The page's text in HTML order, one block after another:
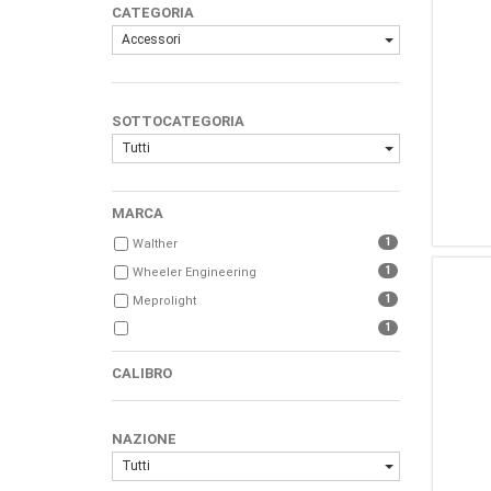
CATEGORIA
Accessori
SOTTOCATEGORIA
Tutti
MARCA
Walther 1
Wheeler Engineering 1
Meprolight 1
1
CALIBRO
NAZIONE
Tutti